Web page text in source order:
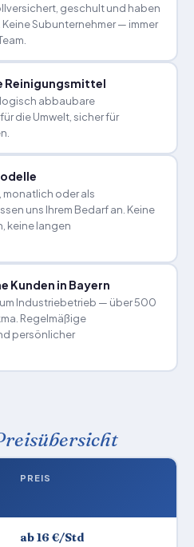
geschult und haben
Subunternehmer — immer
Reinigungsmittel
abbaubare
die Umwelt, sicher für
monatlich oder als
uns Ihrem Bedarf an. Keine
keine langen
Kunden in Bayern
Industriebetrieb — über 500
Regelmäßige
persönlicher
PREIS
ab 16 €/Std